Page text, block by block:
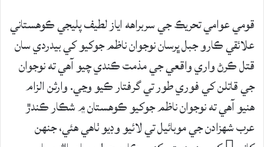
قومي عوامي تحريڪ جي سربراهه اياز لطيف پليجي ڪوهستاني
علائقي ڪارو جبل ڀرسان نوجوان ناظم جوکيو کي بيدردي سان
قتل ڪرڻ واري واقعي جي مذمت ڪندي چيو آھي ته نوجوان
جي قاتلن کي فوري طور تي گرفتار ڪيو وڃي. وارثن الزام
ھنيو آھي ته نوجوان ناظم جوکيو ڪوهستان ۾ شڪار ڪندڙ
عرب شھزادن جي موبائيل تي لائيو وڊيو ٺاهي هئي، جنهن